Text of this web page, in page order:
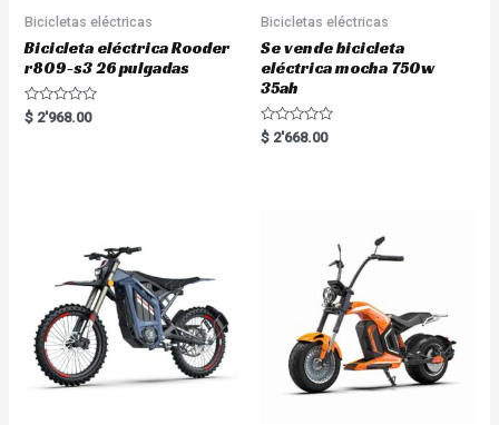
Bicicletas eléctricas
Bicicleta eléctrica Rooder
r809-s3 26 pulgadas
R
a
$ 2'968.00
Bicicletas eléctricas
Se vende bicicleta
eléctrica mocha 750w
35ah
R
a
$ 2'668.00